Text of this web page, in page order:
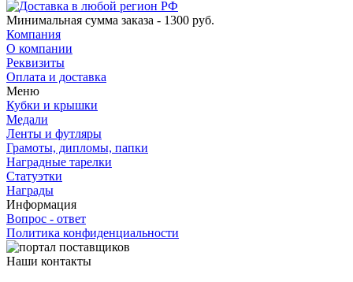
Минимальная сумма заказа - 1300 руб.
Компания
О компании
Реквизиты
Оплата и доставка
Меню
Кубки и крышки
Медали
Ленты и футляры
Грамоты, дипломы, папки
Наградные тарелки
Статуэтки
Награды
Информация
Вопрос - ответ
Политика конфиденциальности
Наши контакты